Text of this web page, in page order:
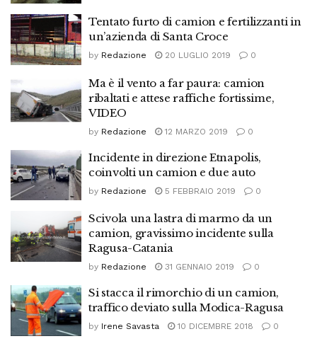
Tentato furto di camion e fertilizzanti in
un’azienda di Santa Croce
by Redazione 20 LUGLIO 2019 0
Ma è il vento a far paura: camion
ribaltati e attese raffiche fortissime,
VIDEO
by Redazione 12 MARZO 2019 0
Incidente in direzione Etnapolis,
coinvolti un camion e due auto
by Redazione 5 FEBBRAIO 2019 0
Scivola una lastra di marmo da un
camion, gravissimo incidente sulla
Ragusa-Catania
by Redazione 31 GENNAIO 2019 0
Si stacca il rimorchio di un camion,
traffico deviato sulla Modica-Ragusa
by Irene Savasta 10 DICEMBRE 2018 0